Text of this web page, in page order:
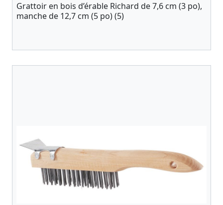
Grattoir en bois d’érable Richard de 7,6 cm (3 po),
manche de 12,7 cm (5 po) (5)